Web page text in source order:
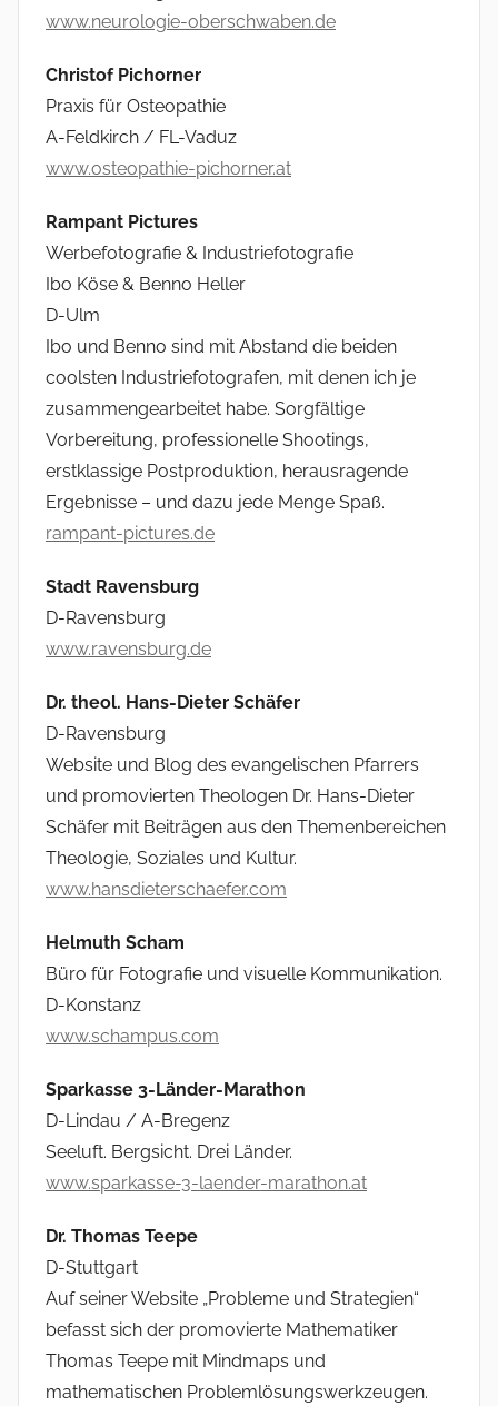
www.neurologie-oberschwaben.de
Christof Pichorner
Praxis für Osteopathie
A-Feldkirch / FL-Vaduz
www.osteopathie-pichorner.at
Rampant Pictures
Werbefotografie & Industriefotografie
Ibo Köse & Benno Heller
D-Ulm
Ibo und Benno sind mit Abstand die beiden
coolsten Industriefotografen, mit denen ich je
zusammengearbeitet habe. Sorgfältige
Vorbereitung, professionelle Shootings,
erstklassige Postproduktion, herausragende
Ergebnisse – und dazu jede Menge Spaß.
rampant-pictures.de
Stadt Ravensburg
D-Ravensburg
www.ravensburg.de
Dr. theol. Hans-Dieter Schäfer
D-Ravensburg
Website und Blog des evangelischen Pfarrers
und promovierten Theologen Dr. Hans-Dieter
Schäfer mit Beiträgen aus den Themenbereichen
Theologie, Soziales und Kultur.
www.hansdieterschaefer.com
Helmuth Scham
Büro für Fotografie und visuelle Kommunikation.
D-Konstanz
www.schampus.com
Sparkasse 3-Länder-Marathon
D-Lindau / A-Bregenz
Seeluft. Bergsicht. Drei Länder.
www.sparkasse-3-laender-marathon.at
Dr. Thomas Teepe
D-Stuttgart
Auf seiner Website „Probleme und Strategien“
befasst sich der promovierte Mathematiker
Thomas Teepe mit Mindmaps und
mathematischen Problemlösungswerkzeugen.